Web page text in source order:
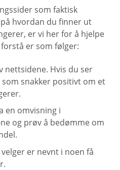
som faktisk
hvordan du finner ut
er vi her for å hjelpe
er som følger:
nettsidene. Hvis du ser
snakker positivt om et
en omvisning i
og prøv å bedømme om
er nevnt i noen få